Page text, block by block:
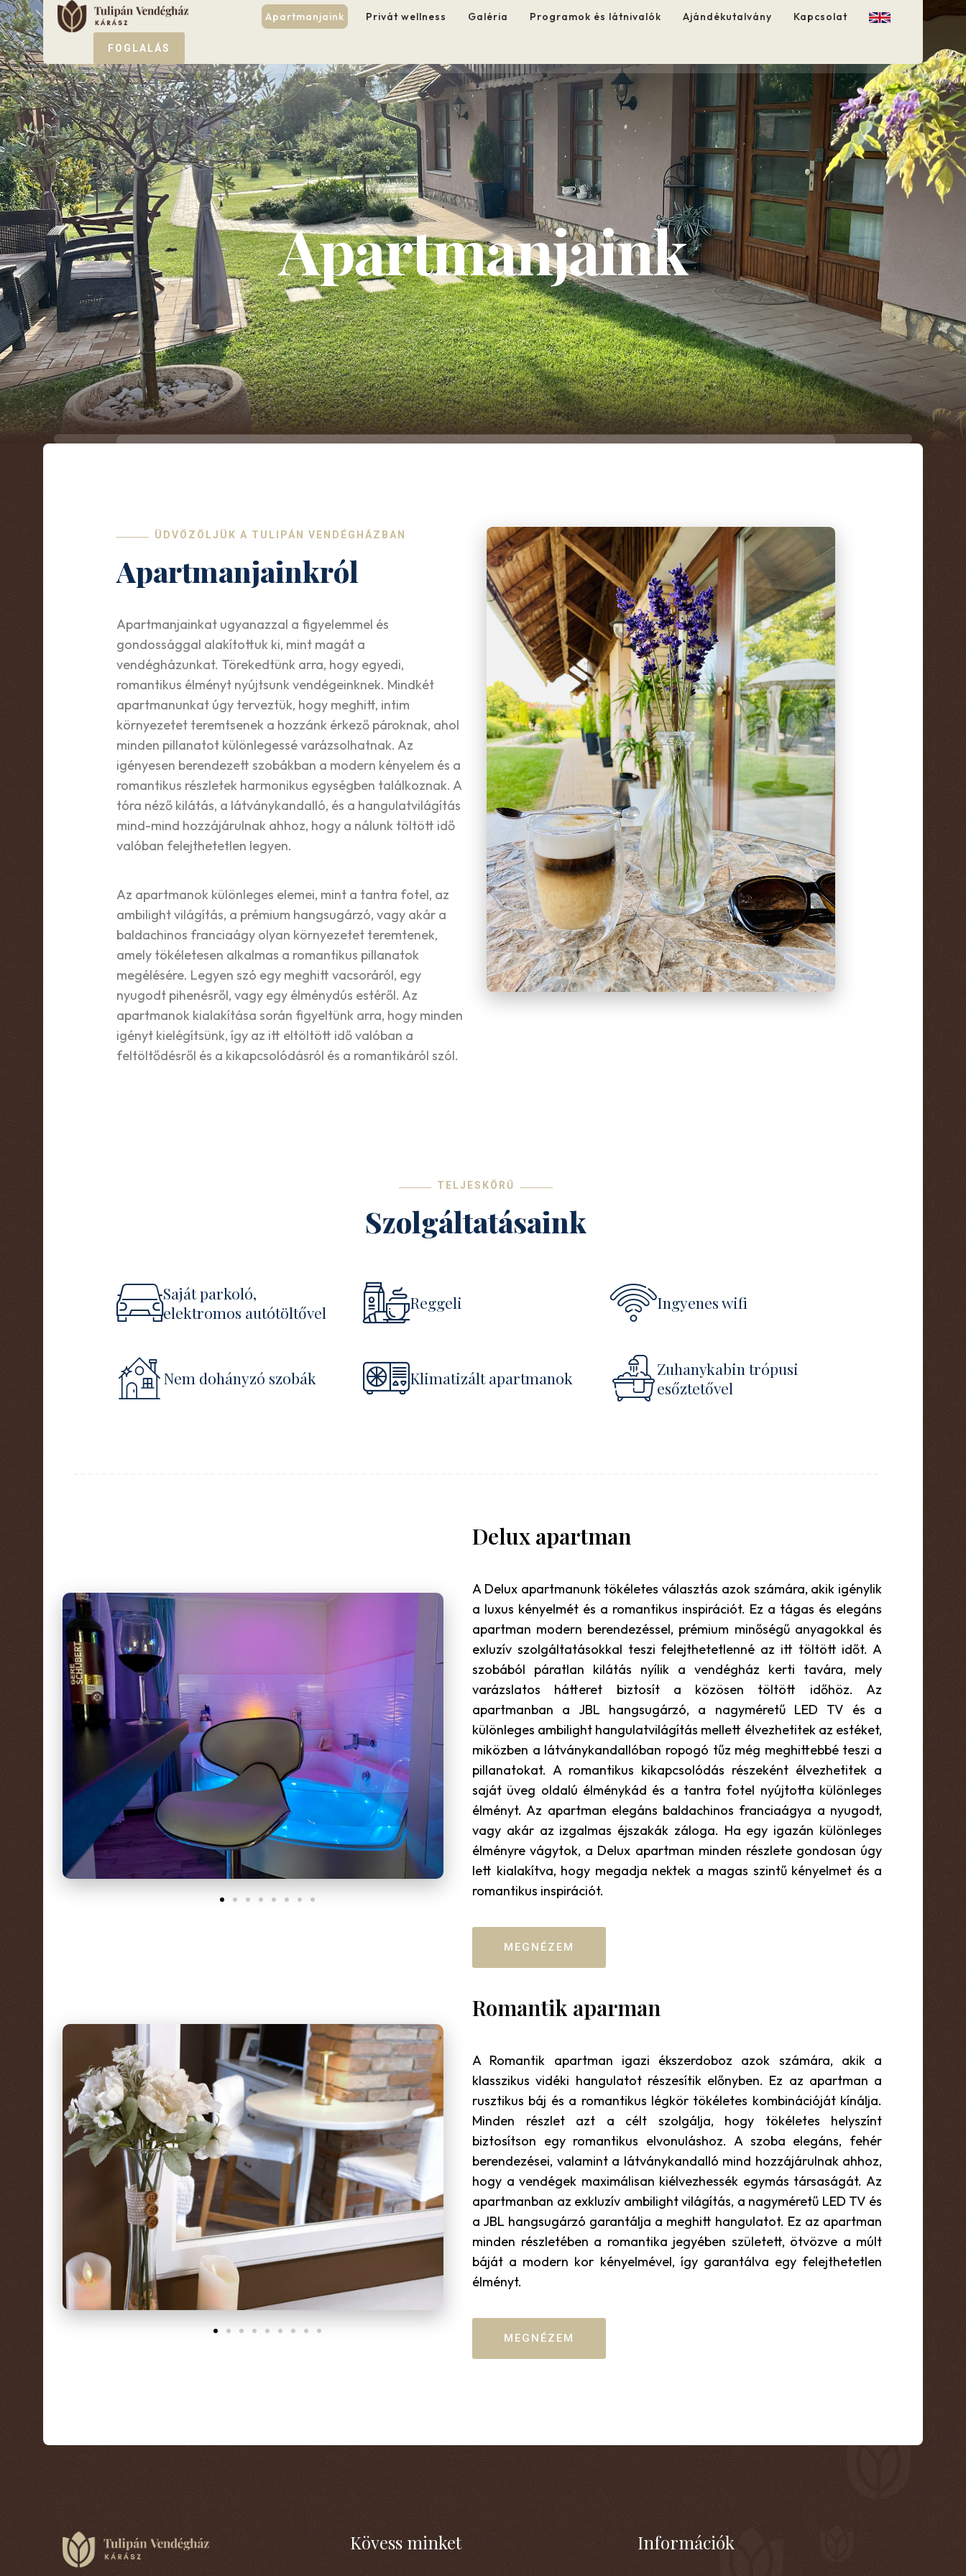
Apartmanjaink Privát wellness Galéria Programok és látnivalók Ajándékutalvány Kapcsolat
FOGLALÁS
Apartmanjaink
ÜDVÖZÖLJÜK A TULIPÁN VENDÉGHÁZBAN
Apartmanjainkról
Apartmanjainkat ugyanazzal a figyelemmel és
gondossággal alakítottuk ki, mint magát a
vendégházunkat. Törekedtünk arra, hogy egyedi,
romantikus élményt nyújtsunk vendégeinknek. Mindkét
apartmanunkat úgy terveztük, hogy meghitt, intim
környezetet teremtsenek a hozzánk érkező pároknak, ahol
minden pillanatot különlegessé varázsolhatnak. Az
igényesen berendezett szobákban a modern kényelem és a
romantikus részletek harmonikus egységben találkoznak. A
tóra néző kilátás, a látványkandalló, és a hangulatvilágítás
mind-mind hozzájárulnak ahhoz, hogy a nálunk töltött idő
valóban felejthetetlen legyen.
Az apartmanok különleges elemei, mint a tantra fotel, az
ambilight világítás, a prémium hangsugárzó, vagy akár a
baldachinos franciaágy olyan környezetet teremtenek,
amely tökéletesen alkalmas a romantikus pillanatok
megélésére. Legyen szó egy meghitt vacsoráról, egy
nyugodt pihenésről, vagy egy élménydús estéről. Az
apartmanok kialakítása során figyeltünk arra, hogy minden
igényt kielégítsünk, így az itt eltöltött idő valóban a
feltöltődésről és a kikapcsolódásról és a romantikáról szól.
TELJESKÖRŰ
Szolgáltatásaink
Saját parkoló,
elektromos autótöltővel
Reggeli Ingyenes wifi
Nem dohányzó szobák Klimatizált apartmanok
Zuhanykabin trópusi
esőztetővel
Delux apartman
A Delux apartmanunk tökéletes választás azok számára, akik igénylik
a luxus kényelmét és a romantikus inspirációt. Ez a tágas és elegáns
apartman modern berendezéssel, prémium minőségű anyagokkal és
exluzív szolgáltatásokkal teszi felejthetetlenné az itt töltött időt. A
szobából páratlan kilátás nyílik a vendégház kerti tavára, mely
varázslatos hátteret biztosít a közösen töltött időhöz. Az
apartmanban a JBL hangsugárzó, a nagyméretű LED TV és a
különleges ambilight hangulatvilágítás mellett élvezhetitek az estéket,
miközben a látványkandallóban ropogó tűz még meghittebbé teszi a
pillanatokat. A romantikus kikapcsolódás részeként élvezhetitek a
saját üveg oldalú élménykád és a tantra fotel nyújtotta különleges
élményt. Az apartman elegáns baldachinos franciaágya a nyugodt,
vagy akár az izgalmas éjszakák záloga. Ha egy igazán különleges
élményre vágytok, a Delux apartman minden részlete gondosan úgy
lett kialakítva, hogy megadja nektek a magas szintű kényelmet és a
romantikus inspirációt.
MEGNÉZEM
Romantik aparman
A Romantik apartman igazi ékszerdoboz azok számára, akik a
klasszikus vidéki hangulatot részesítik előnyben. Ez az apartman a
rusztikus báj és a romantikus légkör tökéletes kombinációját kínálja.
Minden részlet azt a célt szolgálja, hogy tökéletes helyszínt
biztosítson egy romantikus elvonuláshoz. A szoba elegáns, fehér
berendezései, valamint a látványkandalló mind hozzájárulnak ahhoz,
hogy a vendégek maximálisan kiélvezhessék egymás társaságát. Az
apartmanban az exkluzív ambilight világítás, a nagyméretű LED TV és
a JBL hangsugárzó garantálja a meghitt hangulatot. Ez az apartman
minden részletében a romantika jegyében született, ötvözve a múlt
báját a modern kor kényelmével, így garantálva egy felejthetetlen
élményt.
MEGNÉZEM
Kövess minket Információk